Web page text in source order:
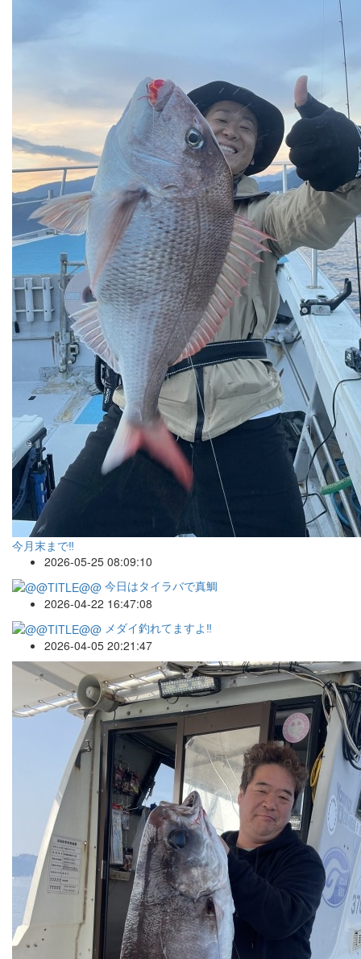
今月末まで‼️
2026-05-25 08:09:10
今日はタイラバで真鯛
2026-04-22 16:47:08
メダイ釣れてますよ‼️
2026-04-05 20:21:47